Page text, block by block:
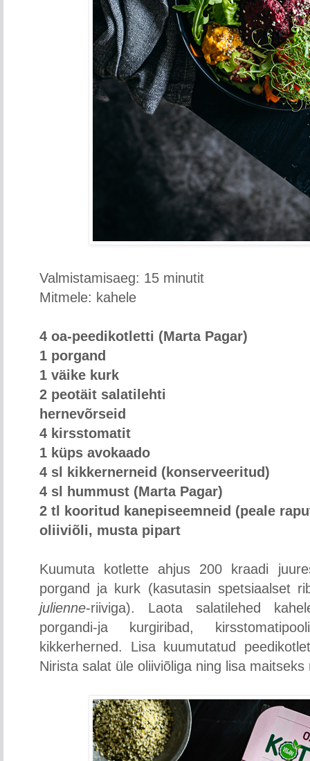
Valmistamisaeg: 15 minutit
Mitmele: kahele
4 oa-peedikotletti (Marta Pagar)
1 porgand
1 väike kurk
2 peotäit salatilehti
hernevõrseid
4 kirsstomatit
1 küps avokaado
4 sl kikkernerneid (konserveeritud)
4 sl hummust (Marta Pagar)
2 tl kooritud kanepiseemneid (peale
oliiviõli, musta pipart
Kuumuta kotlette ahjus 200 kraadi
porgand ja kurk (kasutasin spetsiaalset
julienne-riiviga). Laota salatilehed
porgandi-ja kurgiribad,
kikkerherned. Lisa kuumutatud
Nirista salat üle oliiviõliga ning lisa